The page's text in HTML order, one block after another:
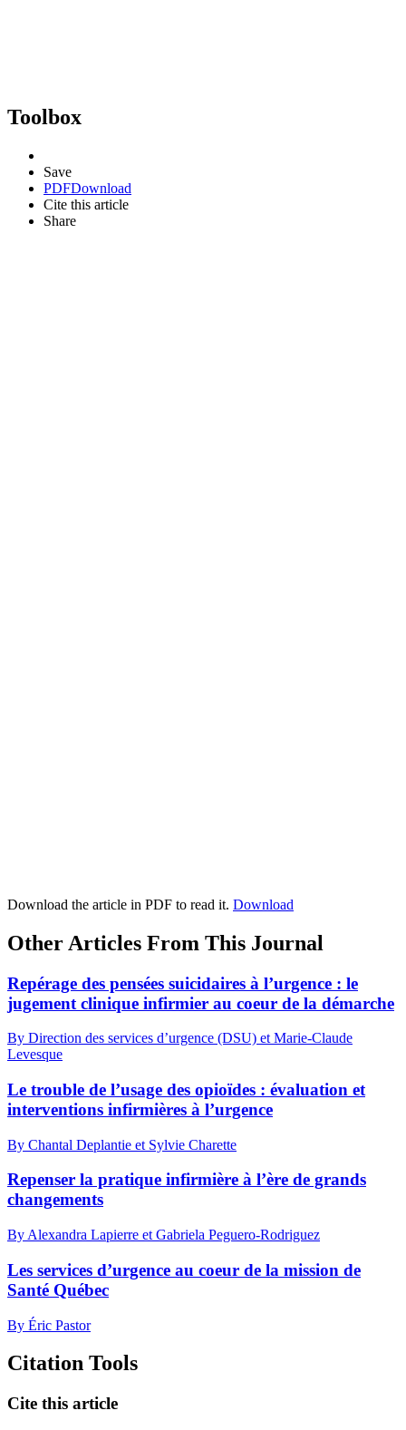
Toolbox
Save
PDFDownload
Cite this article
Share
Download the article in PDF to read it. Download
Other Articles From This Journal
Repérage des pensées suicidaires à l’urgence : le
jugement clinique infirmier au coeur de la démarche
By Direction des services d’urgence (DSU) et Marie-Claude
Levesque
Le trouble de l’usage des opioïdes : évaluation et
interventions infirmières à l’urgence
By Chantal Deplantie et Sylvie Charette
Repenser la pratique infirmière à l’ère de grands
changements
By Alexandra Lapierre et Gabriela Peguero-Rodriguez
Les services d’urgence au coeur de la mission de
Santé Québec
By Éric Pastor
Citation Tools
Cite this article